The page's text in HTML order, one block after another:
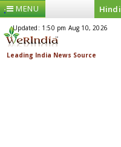
MENU Hindi
Updated: 1:50 pm Aug 10, 2026